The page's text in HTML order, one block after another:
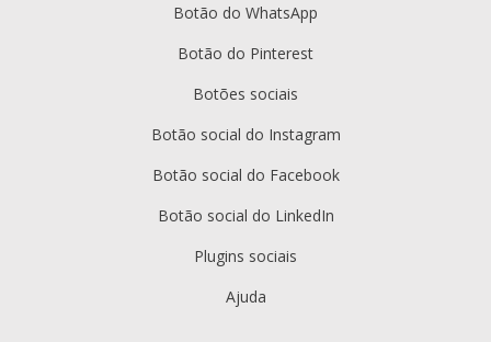
Botão do WhatsApp
Botão do Pinterest
Botões sociais
Botão social do Instagram
Botão social do Facebook
Botão social do LinkedIn
Plugins sociais
Ajuda